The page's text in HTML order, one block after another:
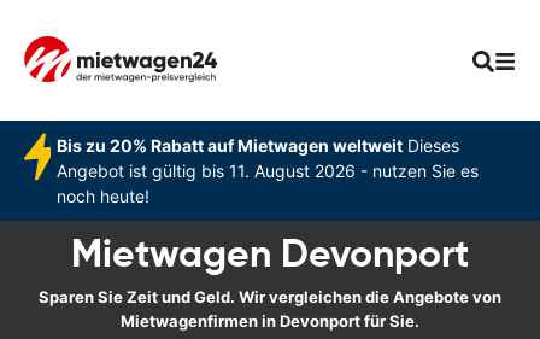
Bis zu 20% Rabatt auf Mietwagen weltweitDieses
Angebot ist gültig bis 11. August 2026 - nutzen Sie es
noch heute!
Mietwagen Devonport
Sparen Sie Zeit und Geld. Wir vergleichen die Angebote von
Mietwagenfirmen in Devonport für Sie.